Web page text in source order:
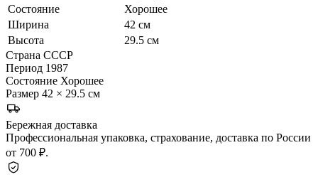
Состояние
Хорошее
Ширина
42 см
Высота
29.5 см
Страна СССР
Период 1987
Состояние Хорошее
Размер 42 × 29.5 см
Бережная доставка
Профессиональная упаковка, страхование, доставка по России
от 700 ₽.